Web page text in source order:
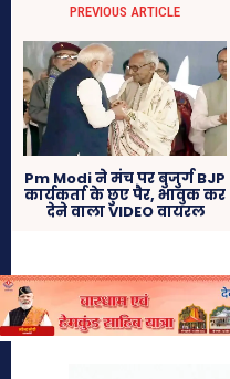
PREVIOUS ARTICLE
Pm Modi ने मंच पर बुजुर्ग BJP
कार्यकर्ता के छुए पैर, भावुक कर
देने वाला VIDEO वायरल